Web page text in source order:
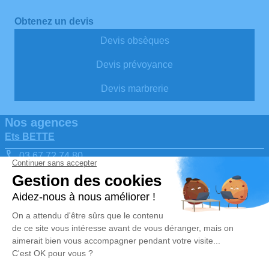
Obtenez un devis
Devis obsèques
Devis prévoyance
Devis marbrerie
Nos agences
Ets BETTE
03 67 72 74 80
contact@pfbette.fr
2, Rue Monseigneur Haffreingue – 62480 – Le Portel
4.8/5 – 161 avis
Ets BETTE
03 67 80 71 09
contact@pfbette.fr